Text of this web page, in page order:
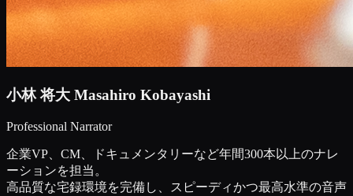
小林 将大 Masahiro Kobayashi
Professional Narrator
企業VP、CM、ドキュメンタリーなど年間300本以上のナレ
ーションを担当。
高品質な宅録環境を完備し、スピーディかつ最高水準の音声